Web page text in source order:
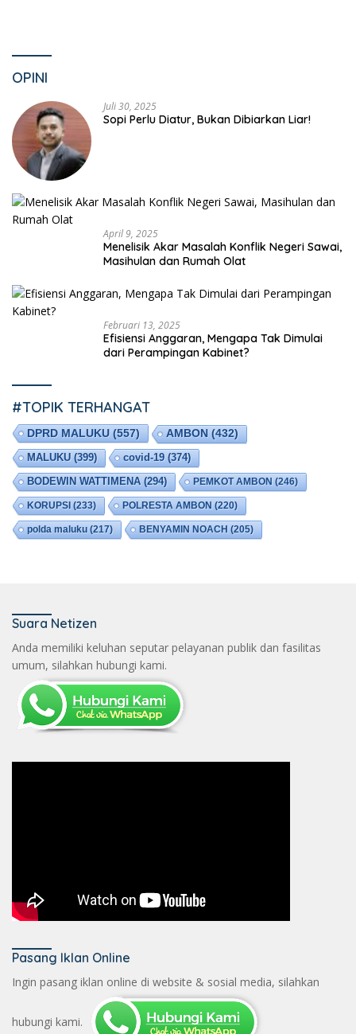
OPINI
Juli 30, 2025
Sopi Perlu Diatur, Bukan Dibiarkan Liar!
April 9, 2025
Menelisik Akar Masalah Konflik Negeri Sawai,
Masihulan dan Rumah Olat
Februari 13, 2025
Efisiensi Anggaran, Mengapa Tak Dimulai
dari Perampingan Kabinet?
#TOPIK TERHANGAT
DPRD MALUKU (557) AMBON (432)
MALUKU (399) covid-19 (374)
BODEWIN WATTIMENA (294) PEMKOT AMBON (246)
KORUPSI (233) POLRESTA AMBON (220)
polda maluku (217) BENYAMIN NOACH (205)
Suara Netizen
Anda memiliki keluhan seputar pelayanan publik dan fasilitas
umum, silahkan hubungi kami.
Pasang Iklan Online
Ingin pasang iklan online di website & sosial media, silahkan
hubungi kami.